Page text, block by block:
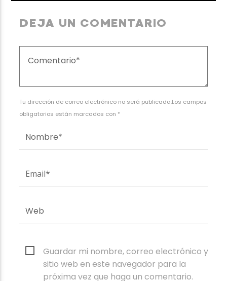
DEJA UN COMENTARIO
Tu dirección de correo electrónico no será publicada.Los campos
obligatorios están marcados con *
Guardar mi nombre, correo electrónico y
sitio web en este navegador para la
próxima vez que haga un comentario.